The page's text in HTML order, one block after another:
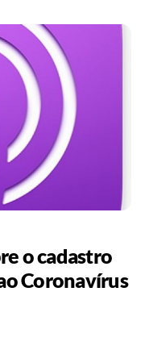
o cadastro
Coronavírus